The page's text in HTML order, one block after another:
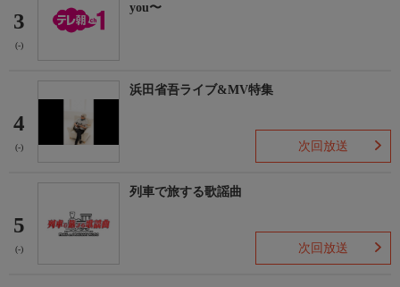
3
(-)
you〜
4
(-)
浜田省吾ライブ&MV特集
次回放送
5
(-)
列車で旅する歌謡曲
次回放送